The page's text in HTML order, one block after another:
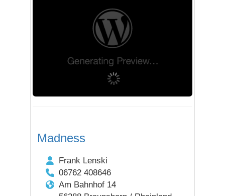
Madness
Frank Lenski
06762 408646
Am Bahnhof 14